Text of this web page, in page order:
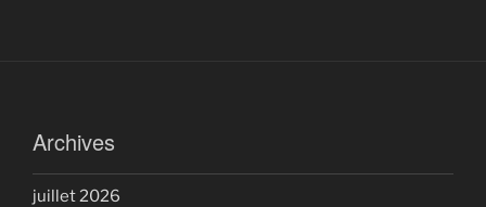
Archives
juillet 2026